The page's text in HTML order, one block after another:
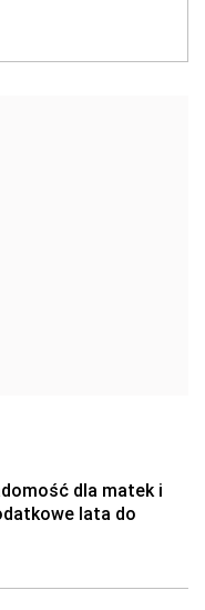
dla matek i
lata do